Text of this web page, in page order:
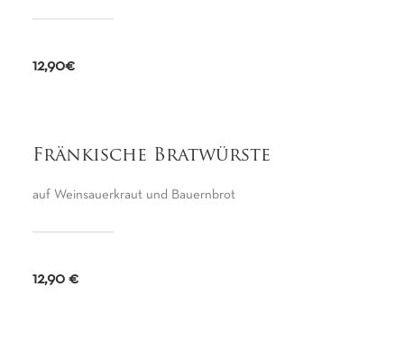
12,90€
Fränkische Bratwürste
auf Weinsauerkraut und Bauernbrot
12,90 €